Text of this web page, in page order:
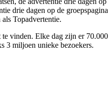
drie dagen op de groepspagina
Topadvertentie.
vinden. Elke dag zijn er 70.000
3 miljoen unieke bezoekers.